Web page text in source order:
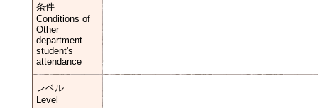
条件
Conditions of
Other
department
student's
attendance
レベル
Level